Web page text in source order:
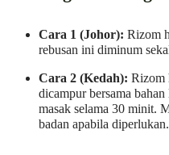
Cara 1 (Johor): Rizom
rebusan ini diminum
Cara 2 (Kedah): Rizom
dicampur bersama
masak selama 30 minit.
badan apabila diperlukan.